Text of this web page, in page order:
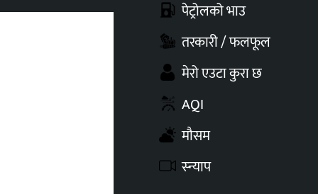
पेट्रोलको भाउ
तरकारी / फलफूल
मेरो एउटा कुरा छ
AQI
मौसम
स्न्याप